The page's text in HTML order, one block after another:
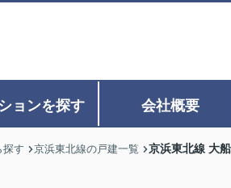
ョンを探す 会社概要
探す 京浜東北線の戸建一覧 京浜東北線 大